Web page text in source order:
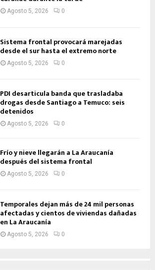
Agosto 5, 2026 0
Sistema frontal provocará marejadas
desde el sur hasta el extremo norte
Agosto 5, 2026 0
PDI desarticula banda que trasladaba
drogas desde Santiago a Temuco: seis
detenidos
Agosto 5, 2026 0
Frío y nieve llegarán a La Araucanía
después del sistema frontal
Agosto 5, 2026 0
Temporales dejan más de 24 mil personas
afectadas y cientos de viviendas dañadas
en La Araucanía
Agosto 5, 2026 0